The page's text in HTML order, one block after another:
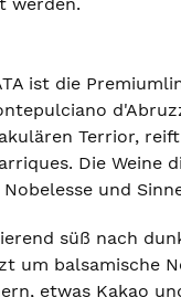
ist die
Terrior,
Die Weine
und
süß nach
um balsamische
etwas Kakao